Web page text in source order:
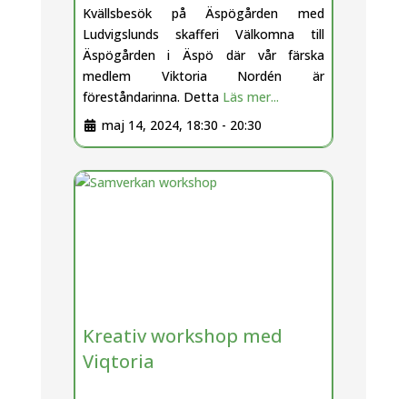
Kvällsbesök på Äspögården med
Ludvigslunds skafferi Välkomna till
Äspögården i Äspö där vår färska
medlem Viktoria Nordén är
föreståndarinna. Detta Läs mer...
maj 14, 2024, 18:30 - 20:30
Kreativ workshop med
Viqtoria